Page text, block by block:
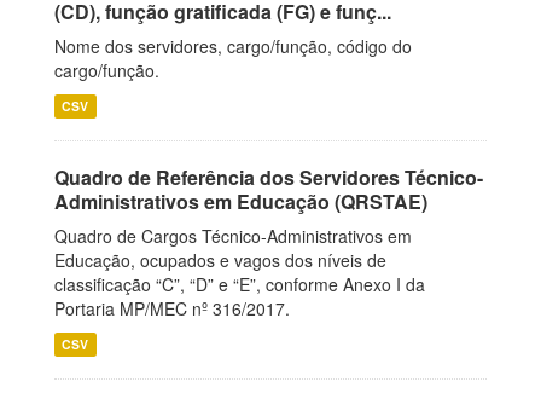
(CD), função gratificada (FG) e funç...
Nome dos servidores, cargo/função, código do
cargo/função.
CSV
Quadro de Referência dos Servidores Técnico-
Administrativos em Educação (QRSTAE)
Quadro de Cargos Técnico-Administrativos em
Educação, ocupados e vagos dos níveis de
classificação “C”, “D” e “E”, conforme Anexo I da
Portaria MP/MEC nº 316/2017.
CSV